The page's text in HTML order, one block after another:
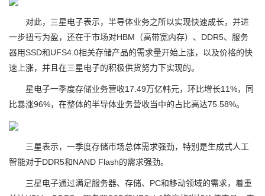
对此，三星电子表示，半导体业务之所以实现快速成长，并进
一步扭亏为盈，还在于市场对HBM（高带宽内存）、DDR5、服务
器用SSD和UFS4.0相关存储产品的需求量开始上涨，以及价格的快
速上涨，并且在三星电子的积极供货努力下实现的。
星电子一季度存储业务营收17.49万亿韩元，环比增长11%，同
比暴涨96%，在整体的半导体业务营收当中的占比高达75.58%。
三星表示，一季度存储市场总体需求强劲，特别是生成式人工
智能对于DDR5和NAND Flash的需求强劲。
三星电子通过满足服务器、存储、PC和移动领域的需求，着重